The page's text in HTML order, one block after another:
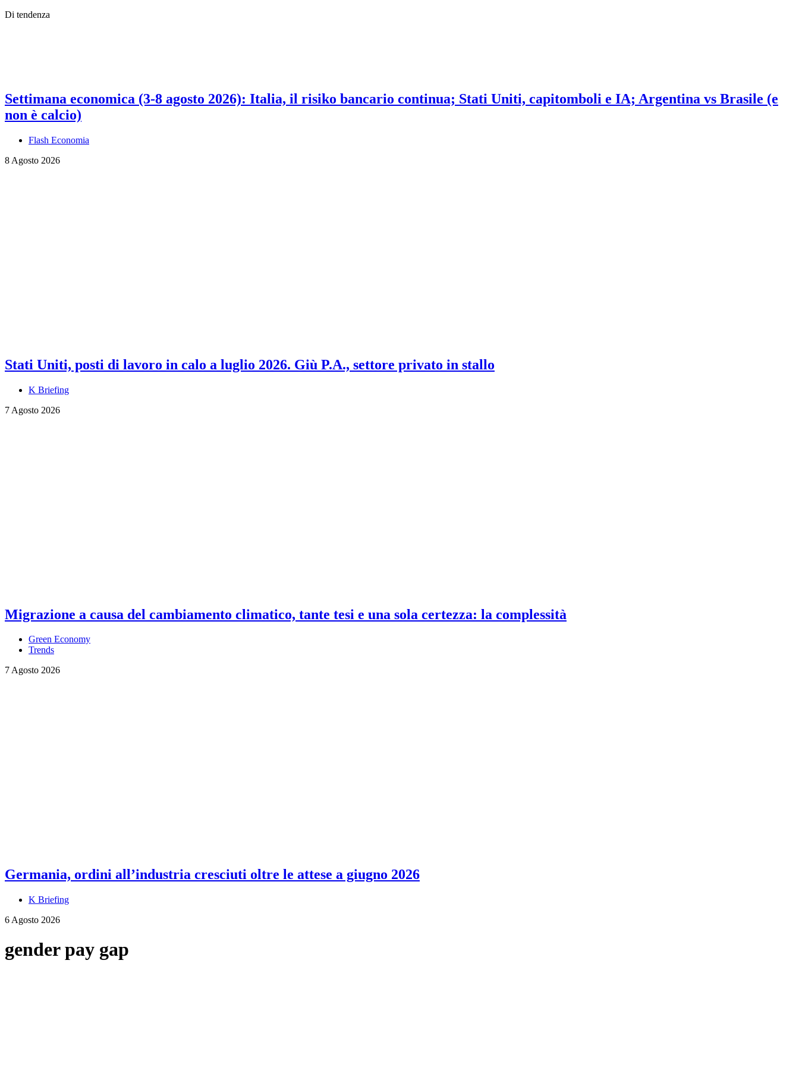
Di tendenza
Settimana economica (3-8 agosto 2026): Italia, il risiko bancario continua; Stati Uniti, capitomboli e IA; Argentina vs Brasile (e
non è calcio)
Flash Economia
8 Agosto 2026
Stati Uniti, posti di lavoro in calo a luglio 2026. Giù P.A., settore privato in stallo
K Briefing
7 Agosto 2026
Migrazione a causa del cambiamento climatico, tante tesi e una sola certezza: la complessità
Green Economy
Trends
7 Agosto 2026
Germania, ordini all’industria cresciuti oltre le attese a giugno 2026
K Briefing
6 Agosto 2026
gender pay gap